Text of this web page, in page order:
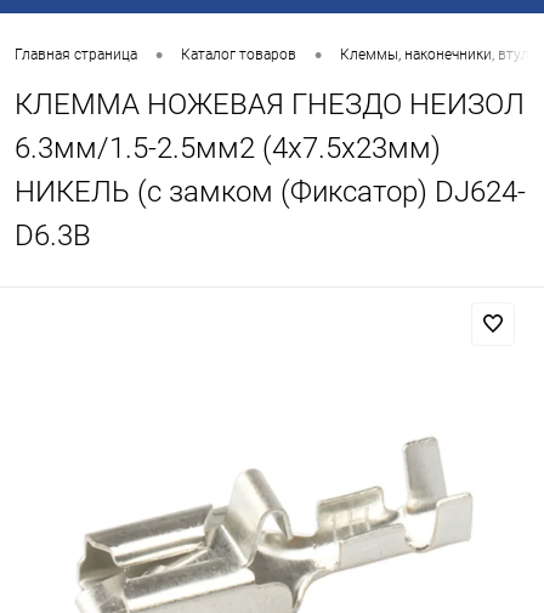
Главная страница • Каталог товаров • Клеммы, наконечники,
КЛЕММА НОЖЕВАЯ ГНЕЗДО НЕИЗОЛ
6.3мм/1.5-2.5мм2 (4x7.5x23мм)
НИКЕЛЬ (с замком (Фиксатор) DJ624-
D6.3B